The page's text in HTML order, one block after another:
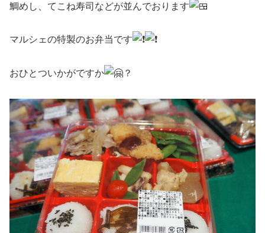
鯛めし、てこね寿司などが並んでおります
マルシェの特製のお弁当です
おひとついかがですか ？